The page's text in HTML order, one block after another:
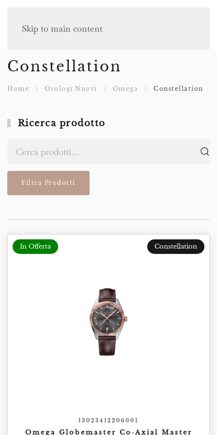
Skip to main content
Constellation
Home Orologi Nuovi Omega Constellation
Ricerca prodotto
Filtra Prodotti
13023412206001
Omega Globemaster Co‑Axial Master
Constellation
In Offerta